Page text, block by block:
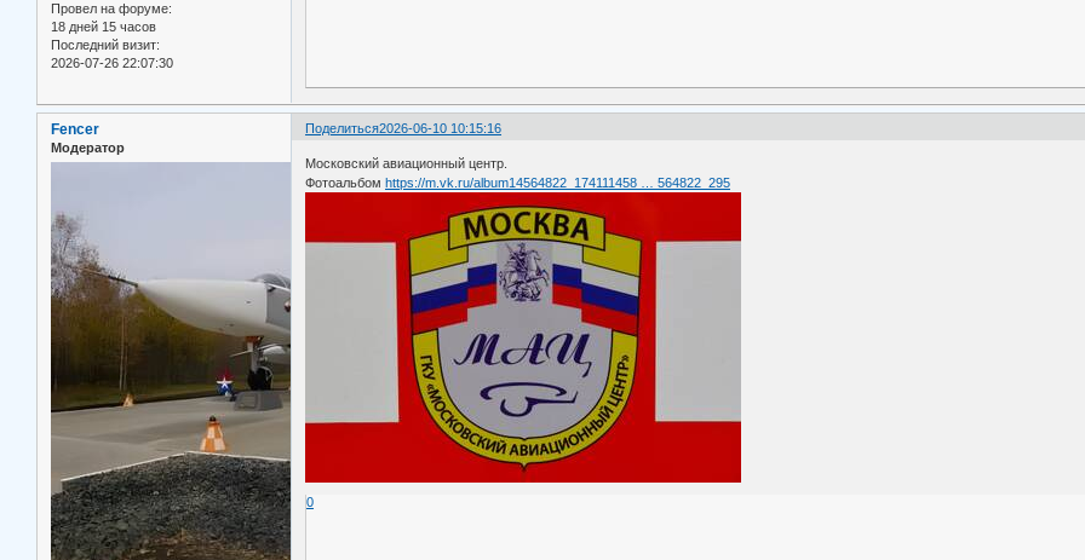
Провел на форуме:
18 дней 15 часов
Последний визит:
2026-07-26 22:07:30
Поделиться2026-06-10 10:15:16
Fencer
Модератор
Московский авиационный центр.
Фотоальбом https://m.vk.ru/album14564822_174111458 … 564822_295
0